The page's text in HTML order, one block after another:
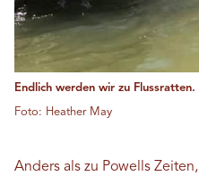
Endlich werden wir zu Flussratten.
Foto: Heather May
Anders als zu Powells